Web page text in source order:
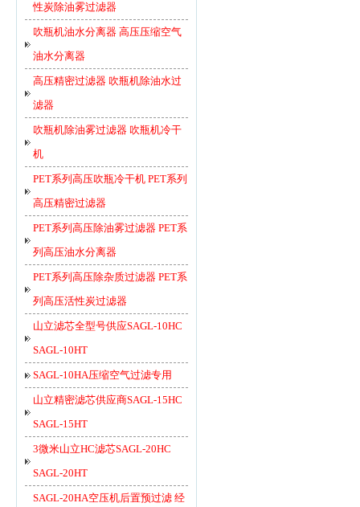
性炭除油雾过滤器
吹瓶机油水分离器 高压压缩空气
油水分离器
高压精密过滤器 吹瓶机除油水过
滤器
吹瓶机除油雾过滤器 吹瓶机冷干
机
PET系列高压吹瓶冷干机 PET系列
高压精密过滤器
PET系列高压除油雾过滤器 PET系
列高压油水分离器
PET系列高压除杂质过滤器 PET系
列高压活性炭过滤器
山立滤芯全型号供应SAGL-10HC
SAGL-10HT
SAGL-10HA压缩空气过滤专用
山立精密滤芯供应商SAGL-15HC
SAGL-15HT
3微米山立HC滤芯SAGL-20HC
SAGL-20HT
SAGL-20HA空压机后置预过滤 经